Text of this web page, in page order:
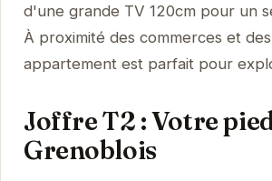
d'une grande TV 120cm pour un
À proximité des commerces et
appartement est parfait pour
Joffre T2 : Votre
Grenoblois